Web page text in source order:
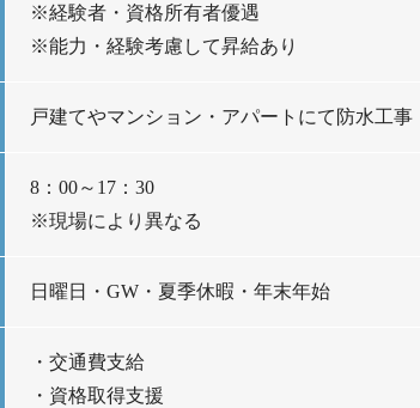
※経験者・資格所有者優遇
※能力・経験考慮して昇給あり
戸建てやマンション・アパートにて防水工事
8：00～17：30
※現場により異なる
日曜日・GW・夏季休暇・年末年始
・交通費支給
・資格取得支援